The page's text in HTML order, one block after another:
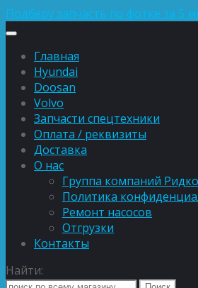
Подберу запчасть по фотке за 5
Главная
Hyundai
Doosan
Volvo
Запчасти спецтехники
Оплата / реквизиты
Доставка
О нас
Группа компаний
Политика
Ремонт насосов
Отгрузки
Контакты
Найти: